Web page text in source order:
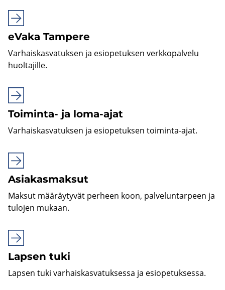
eVaka Tam­pe­re
Var­hais­kas­va­tuk­sen ja esio­pe­tuk­sen verk­ko­pal­ve­lu
huol­ta­jil­le.
Toiminta-​ ja loma-​ajat
Var­hais­kas­va­tuk­sen ja esio­pe­tuk­sen toiminta-​ajat.
Asia­kas­mak­sut
Mak­sut mää­räy­ty­vät per­heen koon, pal­ve­lun­tar­peen ja
tu­lo­jen mu­kaan.
Lap­sen tuki
Lap­sen tuki var­hais­kas­va­tuk­ses­sa ja esio­pe­tuk­ses­sa.